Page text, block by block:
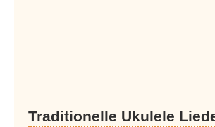
Traditionelle Ukulele